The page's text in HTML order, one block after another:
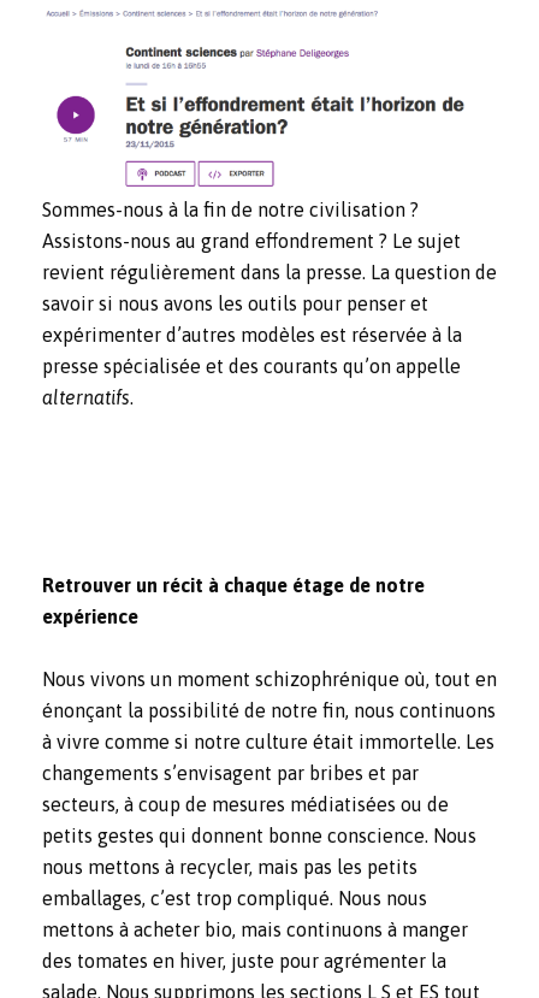
Sommes-nous à la fin de notre civilisation ?
Assistons-nous au grand effondrement ? Le sujet
revient régulièrement dans la presse. La question de
savoir si nous avons les outils pour penser et
expérimenter d’autres modèles est réservée à la
presse spécialisée et des courants qu’on appelle
alternatifs
Retrouver un récit à chaque étage de notre
expérience
Nous vivons un moment schizophrénique où, tout en
énonçant la possibilité de notre fin, nous continuons
à vivre comme si notre culture était immortelle. Les
changements s’envisagent par bribes et par
secteurs, à coup de mesures médiatisées ou de
petits gestes qui donnent bonne conscience. Nous
nous mettons à recycler, mais pas les petits
emballages, c’est trop compliqué. Nous nous
mettons à acheter bio, mais continuons à manger
des tomates en hiver, juste pour agrémenter la
salade. Nous supprimons les sections L S et ES tout